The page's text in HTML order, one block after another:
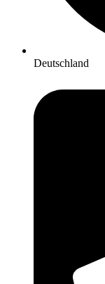
Deutschland